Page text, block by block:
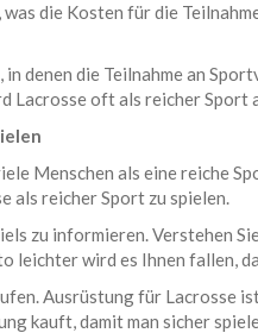
die Kosten für die
denen die Teilnahme an
oft als reicher Sport
Menschen als eine reiche
als reicher Sport zu spielen.
zu informieren. Verstehen
leichter wird es Ihnen fallen,
Ausrüstung für Lacrosse
kauft, damit man sicher